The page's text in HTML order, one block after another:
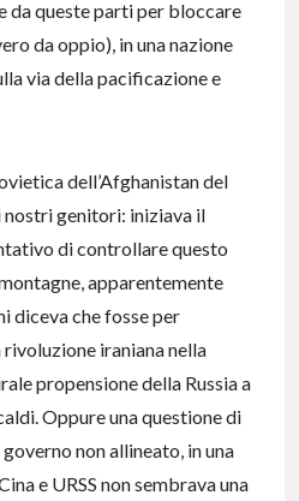
da queste parti per bloccare
da oppio), in una nazione
via della pacificazione e
dell’Afghanistan del
genitori: iniziava il
di controllare questo
apparentemente
diceva che fosse per
iraniana nella
propensione della Russia a
Oppure una questione di
non allineato, in una
e URSS non sembrava una